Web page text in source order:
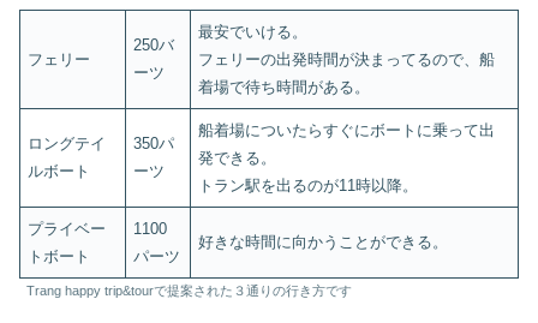
フェリー
250バ
ーツ
最安でいける。
フェリーの出発時間が決まってるので、船
着場で待ち時間がある。
ロングテイ
ルボート
350パ
ーツ
船着場についたらすぐにボートに乗って出
発できる。
トラン駅を出るのが11時以降。
プライベー
トボート
1100
パーツ
好きな時間に向かうことができる。
Trang happy trip&tourで提案された３通りの行き方です